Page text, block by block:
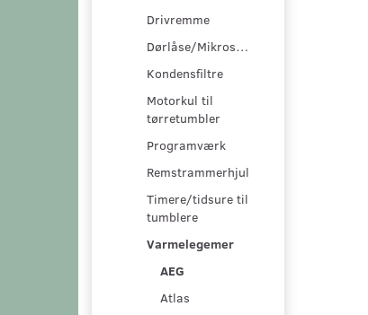
Drivremme
Dørlåse/Mikroswitche
Kondensfiltre
Motorkul til
tørretumbler
Programværk
Remstrammerhjul
Timere/tidsure til
tumblere
Varmelegemer
AEG
Atlas